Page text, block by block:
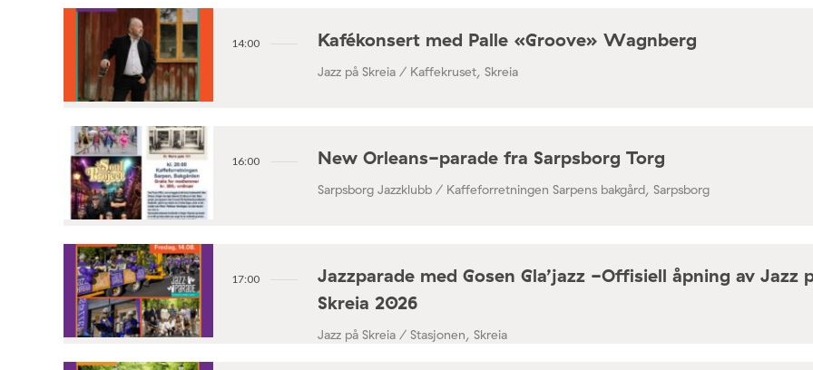
14:00 Kafékonsert med Palle «Groove» Wagnberg
Jazz på Skreia / Kaffekruset, Skreia
16:00 New Orleans-parade fra Sarpsborg Torg
Sarpsborg Jazzklubb / Kaffeforretningen Sarpens bakgård, Sarpsborg
17:00
Jazzparade med Gosen Gla’jazz -Offisiell åpning av Jazz
Skreia 2026
Jazz på Skreia / Stasjonen, Skreia